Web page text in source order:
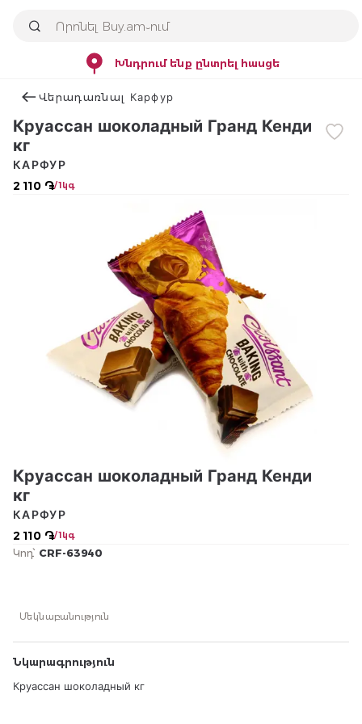
Խնդրում ենք ընտրել հասցե
Վերադառնալ Карфур
Круассан шоколадный Гранд Кенди
кг
2 110 ֏/ 1կգ
КАРФУР
Круассан шоколадный Гранд Кенди
кг
2 110 ֏/ 1կգ
КАРФУР
Կոդ՝ CRF-63940
Մեկնաբանություն
Նկարագրություն
Круассан шоколадный кг